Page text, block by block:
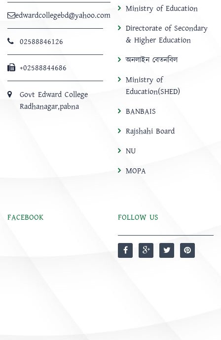
edwardcollegebd@yahoo.com
02588846126
+02588844686
Govt Edward College
Radhanagar,pabna
Ministry of Education
Directorate of Secondary
& Higher Education
অনলাইন বেতনবিল
Ministry of
Education(SHED)
BANBAIS
Rajshahi Board
NU
MOPA
FACEBOOK FOLLOW US